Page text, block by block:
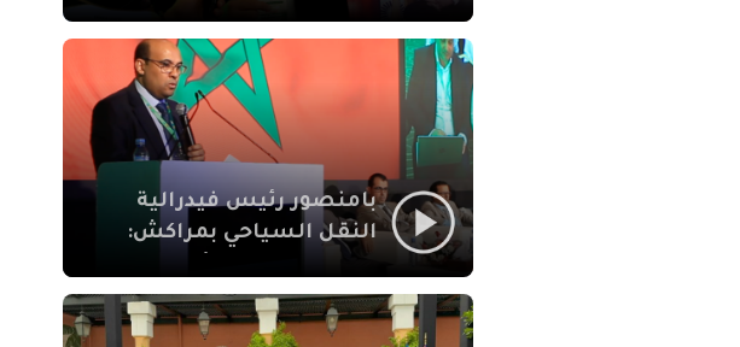
النقل السياحي لمواكبة
بامنصور رئيس فيدرالية
النقل السياحي بمراكش:
والاصلاح التشريعي
ركيزتان أساسيتان لكسب